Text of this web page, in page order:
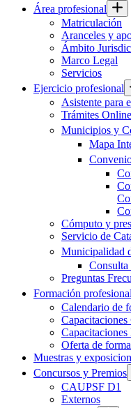
Área profesional
Matriculación
Aranceles y
Ámbito
Marco Legal
Servicios
Ejercicio profesional
Asistente para
Trámites Online
Municipios y
Mapa
Cómputo y
Servicio de
Municipalidad
Consulta
Preguntas
Formación profesional
Calendario de
Capacitaciones
Oferta de
Muestras y
Concursos y Premios
CAUPSF D1
Externos